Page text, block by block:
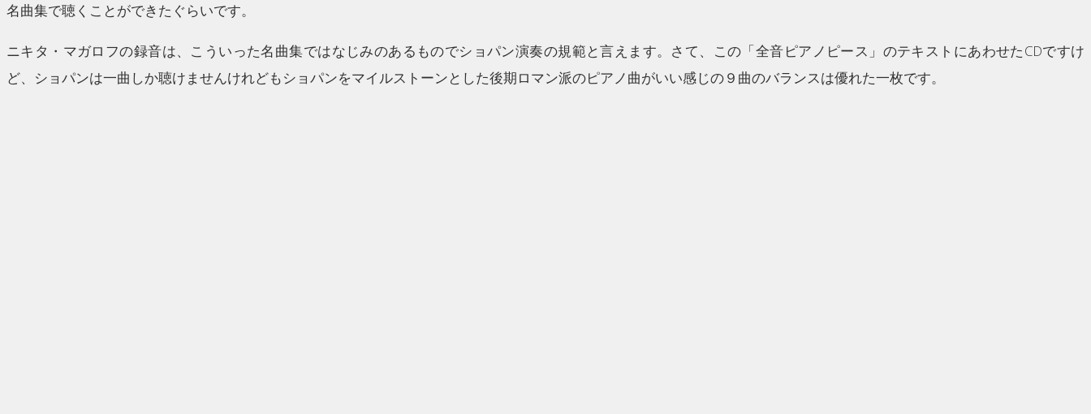
名曲集で聴くことができたぐらいです。
ニキタ・マガロフの録音は、こういった名曲集ではなじみのあるものでショパン演奏の規範と言えます。さて、この「全音ピアノピース」のテキストにあわせたCDですけ
ど、ショパンは一曲しか聴けませんけれどもショパンをマイルストーンとした後期ロマン派のピアノ曲がいい感じの９曲のバランスは優れた一枚です。